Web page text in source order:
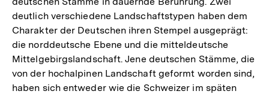
deutlich verschiedene Landschaftstypen haben dem
Charakter der Deutschen ihren Stempel ausgeprägt:
die norddeutsche Ebene und die mitteldeutsche
Mittelgebirgslandschaft. Jene deutschen Stämme, die
von der hochalpinen Landschaft geformt worden sind,
haben sich entweder wie die Schweizer im späten